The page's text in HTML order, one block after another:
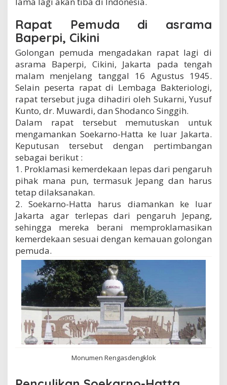
Rapat Pemuda di asrama
Baperpi, Cikini
Golongan pemuda mengadakan rapat lagi di
asrama Baperpi, Cikini, Jakarta pada tengah
malam menjelang tanggal 16 Agustus 1945.
Selain peserta rapat di Lembaga Bakteriologi,
rapat tersebut juga dihadiri oleh Sukarni, Yusuf
Kunto, dr. Muwardi, dan Shodanco Singgih.
Dalam rapat tersebut memutuskan untuk
mengamankan Soekarno-Hatta ke luar Jakarta.
Keputusan tersebut dengan pertimbangan
sebagai berikut :
1. Proklamasi kemerdekaan lepas dari pengaruh
pihak mana pun, termasuk Jepang dan harus
tetap dilaksanakan.
2. Soekarno-Hatta harus diamankan ke luar
Jakarta agar terlepas dari pengaruh Jepang,
sehingga mereka berani memproklamasikan
kemerdekaan sesuai dengan kemauan golongan
pemuda.
Monumen Rengasdengklok